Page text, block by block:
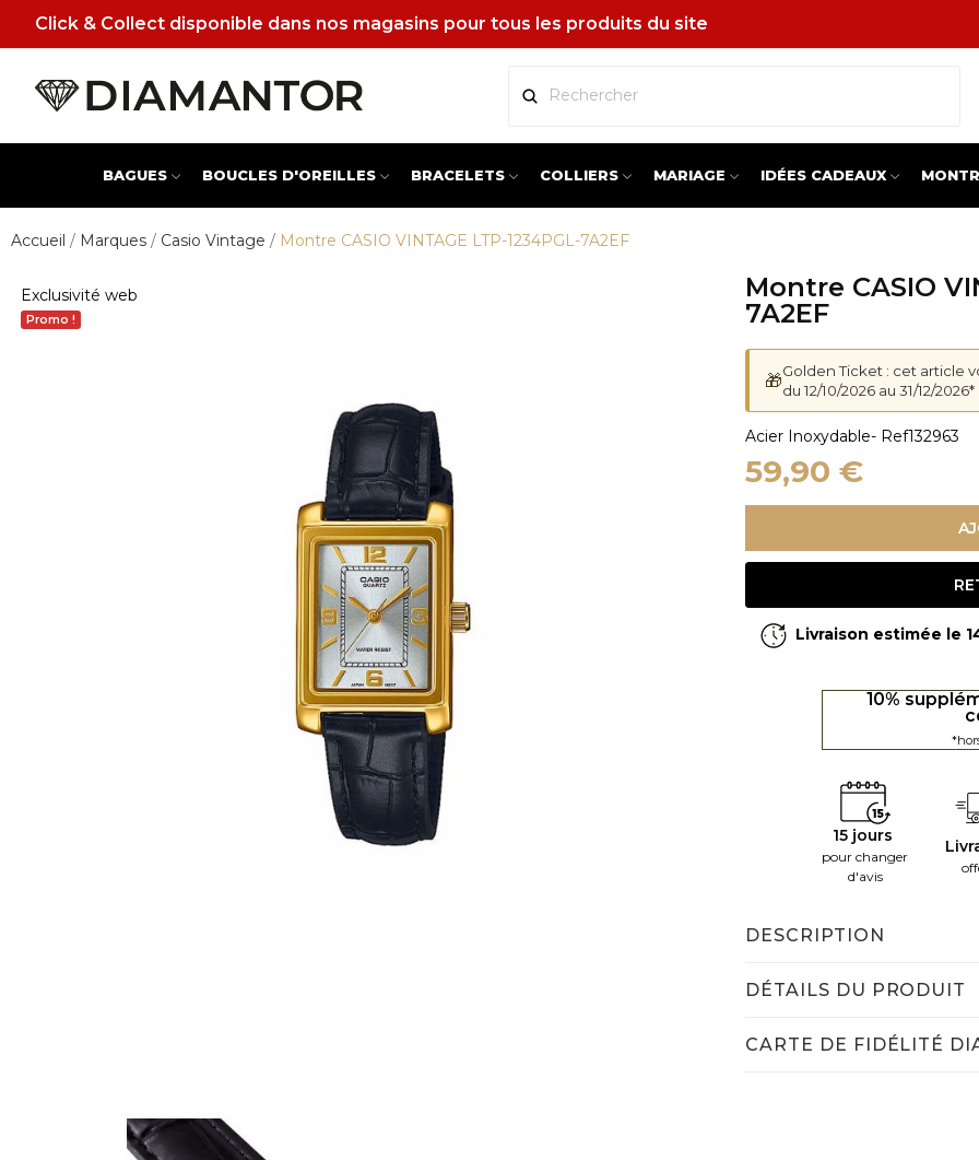
Click & Collect disponible dans nos magasins pour tous les produits du site
BAGUES BOUCLES D'OREILLES BRACELETS COLLIERS MARIAGE IDÉES CADEAUX
Accueil Marques Casio Vintage Montre CASIO VINTAGE LTP-1234PGL-7A2EF
Exclusivité web
Promo !
Montre CASIO
7A2EF
🎁Golden Ticket : cet article
du 12/10/2026 au 31/12/2026*
Acier Inoxydable- Ref132963
59,90 €
Livraison estimée le
10%
15 jours
pour changer
d'avis
DESCRIPTION
DÉTAILS DU PRODUIT
CARTE DE FIDÉLITÉ